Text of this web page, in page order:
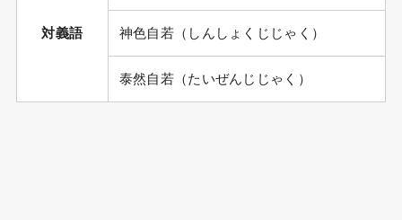
対義語 神色自若（しんしょくじじゃく）
泰然自若（たいぜんじじゃく）